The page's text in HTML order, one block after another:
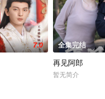
7.0 全集完结
再见阿郎
暂无简介